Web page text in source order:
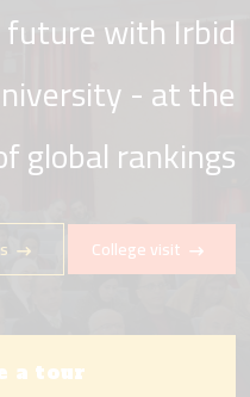
with Irbid
- at the
global rankings
College visit
a tour